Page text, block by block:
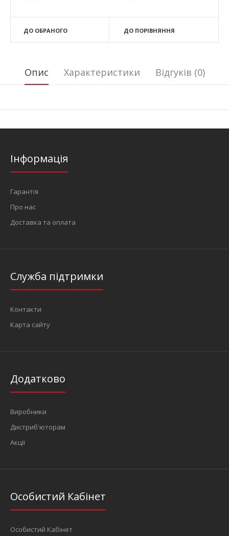
ДО ОБРАНОГО ДО ПОРІВНЯННЯ
Опис Характеристики Відгуків (0)
Інформація
Гарантія
Про нас
Доставка та оплата
Служба підтримки
Контакти
Карта сайту
Додатково
Виробники
Дистриб'юторам
Акції
Особистий Кабінет
Особистий Кабінет